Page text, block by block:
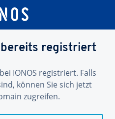
bereits registriert
IONOS registriert. Falls
können Sie sich jetzt
zugreifen.